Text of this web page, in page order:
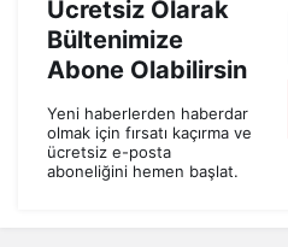
Ücretsiz Olarak
Bültenimize
Abone Olabilirsin
Yeni haberlerden haberdar
olmak için fırsatı kaçırma ve
ücretsiz e-posta
aboneliğini hemen başlat.